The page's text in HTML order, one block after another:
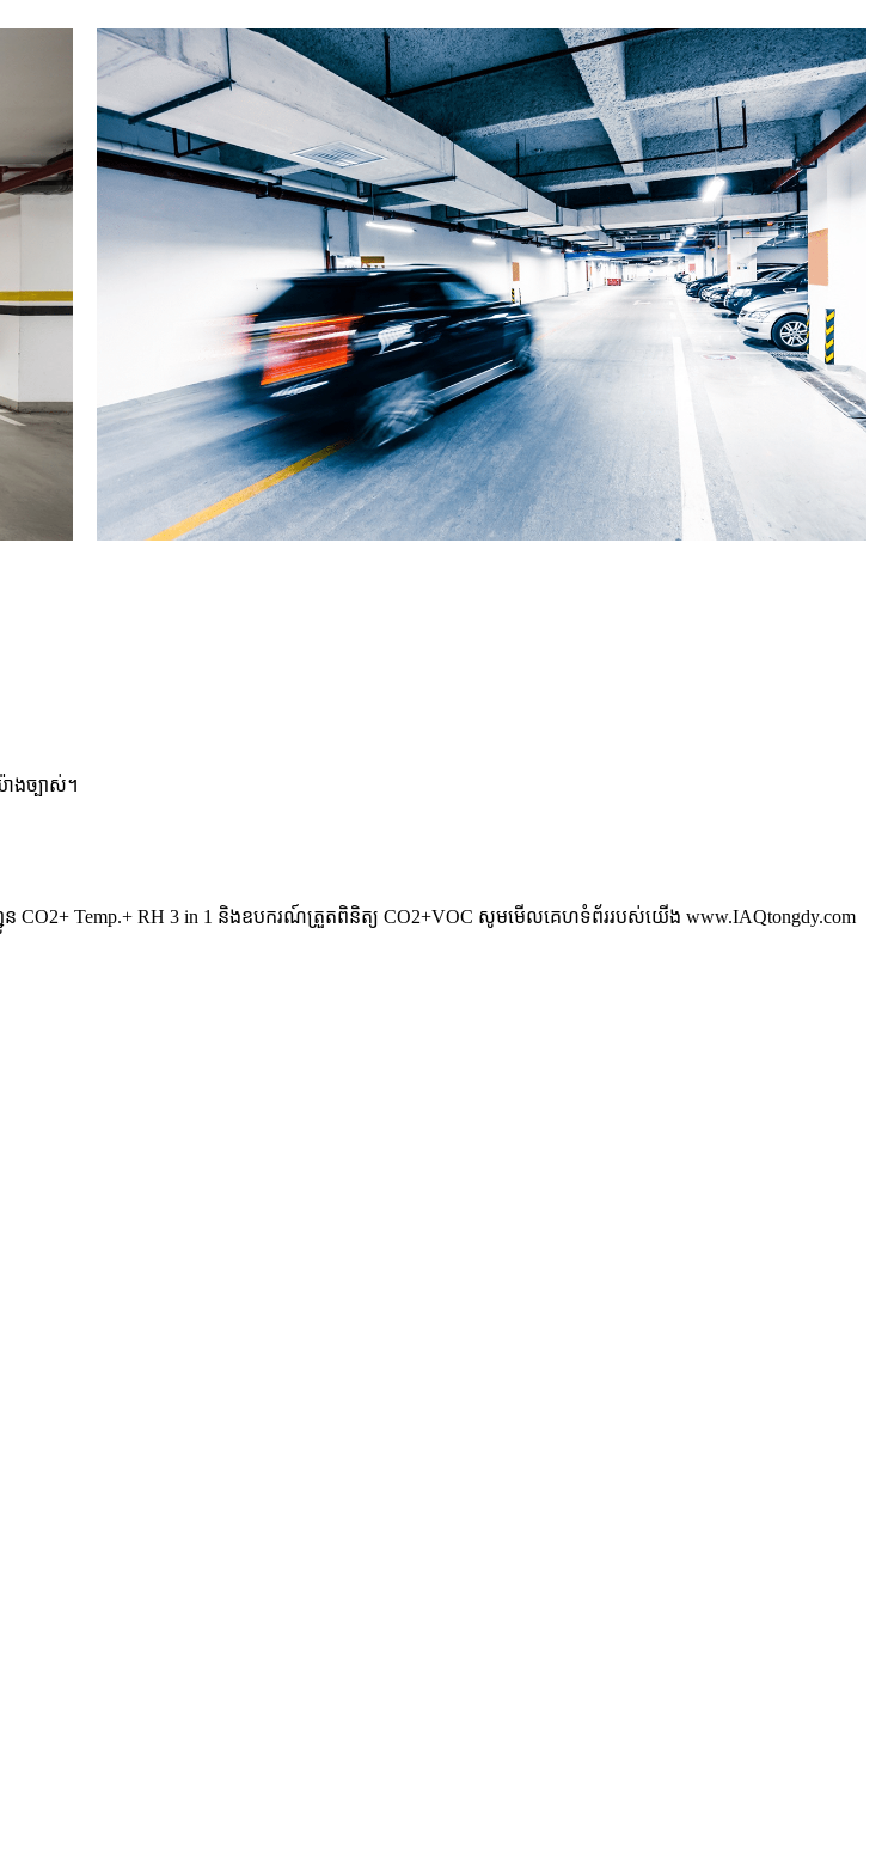
ាងច្បាស់។
Temp.+ RH 3 in 1 និងឧបករណ៍ត្រួតពិនិត្យ CO2+VOC សូមមើលគេហទំព័ររបស់យើង www.IAQtongdy.com